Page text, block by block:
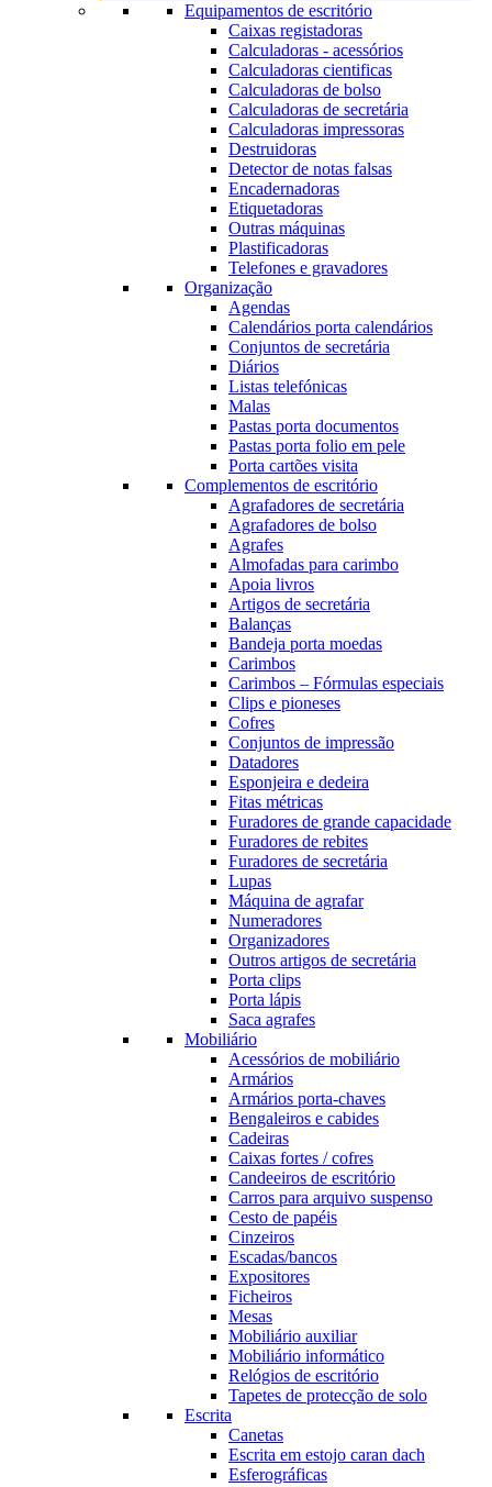
Equipamentos de escritório
Caixas registadoras
Calculadoras - acessórios
Calculadoras cientificas
Calculadoras de bolso
Calculadoras de secretária
Calculadoras impressoras
Destruidoras
Detector de notas falsas
Encadernadoras
Etiquetadoras
Outras máquinas
Plastificadoras
Telefones e gravadores
Organização
Agendas
Calendários porta calendários
Conjuntos de secretária
Diários
Listas telefónicas
Malas
Pastas porta documentos
Pastas porta folio em pele
Porta cartões visita
Complementos de escritório
Agrafadores de secretária
Agrafadores de bolso
Agrafes
Almofadas para carimbo
Apoia livros
Artigos de secretária
Balanças
Bandeja porta moedas
Carimbos
Carimbos – Fórmulas especiais
Clips e pioneses
Cofres
Conjuntos de impressão
Datadores
Esponjeira e dedeira
Fitas métricas
Furadores de grande capacidade
Furadores de rebites
Furadores de secretária
Lupas
Máquina de agrafar
Numeradores
Organizadores
Outros artigos de secretária
Porta clips
Porta lápis
Saca agrafes
Mobiliário
Acessórios de mobiliário
Armários
Armários porta-chaves
Bengaleiros e cabides
Cadeiras
Caixas fortes / cofres
Candeeiros de escritório
Carros para arquivo suspenso
Cesto de papéis
Cinzeiros
Escadas/bancos
Expositores
Ficheiros
Mesas
Mobiliário auxiliar
Mobiliário informático
Relógios de escritório
Tapetes de protecção de solo
Escrita
Canetas
Escrita em estojo caran dach
Esferográficas